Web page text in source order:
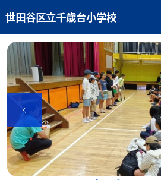
世田谷区立千歳台小学校